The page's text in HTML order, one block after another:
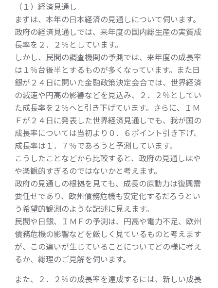
（１）経済見通し
まずは、本年の日本経済の見通しについて伺います。
政府の経済見通しでは、来年度の国内総生産の実質成
長率を２．２％としています。
しかし、民間の調査機関の予測では、来年度の成長率
は１％台後半とするものが多くなっています。また日
銀が２４日に開いた金融政策決定会合では、世界経済
の減速や円高の影響などを見込み、２．２％としてい
た成長率を２％へと引き下げています。さらに、ＩＭ
Ｆが２４日に発表した世界経済見通しでも、我が国の
成長率については当初より０．６ポイント引き下げ、
成長率は１．７％であろうと予測しています。
こうしたことなどから比較すると、政府の見通しはや
や楽観的すぎるのではないかと考えます。
政府の見通しの根拠を見ても、成長の原動力は復興需
要任せであり、欧州債務危機も安定化するだろうとい
う希望的観測のような記述に見えます。
民間や日銀、ＩＭＦの予測は、円高や電力不足、欧州
債務危機の影響などを厳しく見ているものと考えます
が、この違いが生じていることについてどの様に考え
るか、総理のご見解を伺います。
また、２．２％の成長率を達成するには、新しい成長